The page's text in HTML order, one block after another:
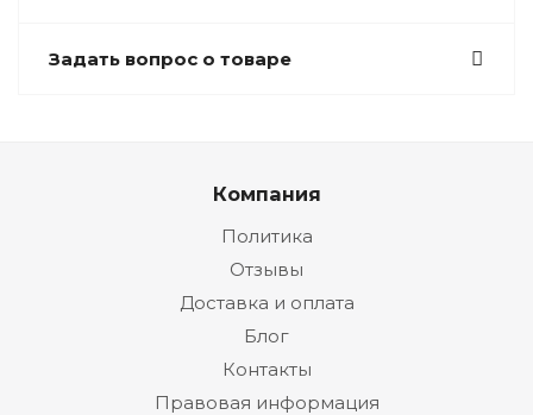
Задать вопрос о товаре
Компания
Политика
Отзывы
Доставка и оплата
Блог
Контакты
Правовая информация